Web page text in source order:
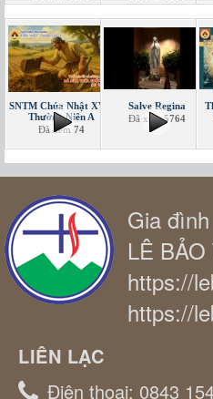
SNTM Chúa Nhật XVII
Thường Niên A
Đã xem 74
Salve Regina
Đã xem5764
Gia đình
LÊ
https://
https://
LIÊN LẠC
Điện thoại: 0843